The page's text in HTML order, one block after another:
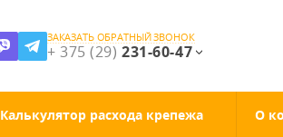
ЗАКАЗАТЬ ОБРАТНЫЙ ЗВОНОК
+ 375 (29)231-60-47
Калькулятор расхода крепежа О